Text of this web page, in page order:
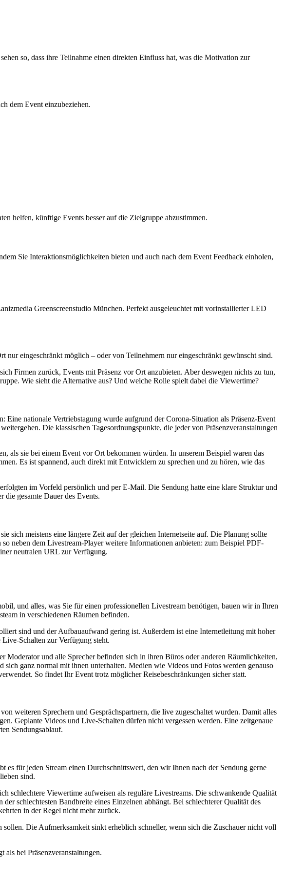
so, dass ihre Teilnahme einen direkten Einfluss hat, was die Motivation zur
dem Event einzubeziehen.
helfen, künftige Events besser auf die Zielgruppe abzustimmen.
Sie Interaktionsmöglichkeiten bieten und auch nach dem Event Feedback einholen,
nur eingeschränkt möglich – oder von Teilnehmern nur eingeschränkt gewünscht sind.
Firmen zurück, Events mit Präsenz vor Ort anzubieten. Aber deswegen nichts zu tun,
Wie sieht die Alternative aus? Und welche Rolle spielt dabei die Viewertime?
nationale Vertriebstagung wurde aufgrund der Corona-Situation als Präsenz-Event
Die klassischen Tagesordnungspunkte, die jeder von Präsenzveranstaltungen
als sie bei einem Event vor Ort bekommen würden. In unserem Beispiel waren das
Es ist spannend, auch direkt mit Entwicklern zu sprechen und zu hören, wie das
im Vorfeld persönlich und per E-Mail. Die Sendung hatte eine klare Struktur und
die gesamte Dauer des Events.
sich meistens eine längere Zeit auf der gleichen Internetseite auf. Die Planung sollte
neben dem Livestream-Player weitere Informationen anbieten: zum Beispiel PDF-
neutralen URL zur Verfügung.
und alles, was Sie für einen professionellen Livestream benötigen, bauen wir in Ihren
in verschiedenen Räumen befinden.
sind und der Aufbauaufwand gering ist. Außerdem ist eine Internetleitung mit hoher
Schalten zur Verfügung steht.
und alle Sprecher befinden sich in ihren Büros oder anderen Räumlichkeiten,
sich ganz normal mit ihnen unterhalten. Medien wie Videos und Fotos werden genauso
So findet Ihr Event trotz möglicher Reisebeschränkungen sicher statt.
weiteren Sprechern und Gesprächspartnern, die live zugeschaltet wurden. Damit alles
Geplante Videos und Live-Schalten dürfen nicht vergessen werden. Eine zeitgenaue
Sendungsablauf.
es für jeden Stream einen Durchschnittswert, den wir Ihnen nach der Sendung gerne
sind.
schlechtere Viewertime aufweisen als reguläre Livestreams. Die schwankende Qualität
schlechtesten Bandbreite eines Einzelnen abhängt. Bei schlechterer Qualität des
in der Regel nicht mehr zurück.
Die Aufmerksamkeit sinkt erheblich schneller, wenn sich die Zuschauer nicht voll
als bei Präsenzveranstaltungen.